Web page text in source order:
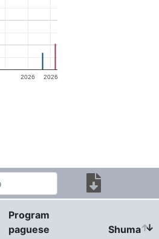
2026 2026
Program
paguese
Shuma